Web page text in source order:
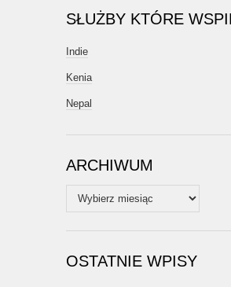
SŁUŻBY KTÓRE
Indie
Kenia
Nepal
ARCHIWUM
Archiwum
OSTATNIE WPISY